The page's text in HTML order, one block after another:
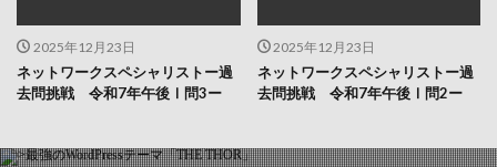
2025年12月23日
ネットワークスペシャリストー過
去問挑戦 令和7年午後Ⅰ問3ー
2025年12月23日
ネットワークスペシャリストー過
去問挑戦 令和7年午後Ⅰ問2ー